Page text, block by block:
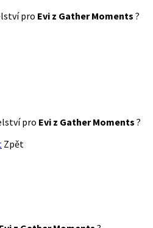
pro Evi z Gather Moments ?
pro Evi z Gather Moments ?
Zpět